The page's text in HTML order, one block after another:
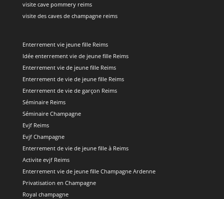
visite cave pommery reims
visite des caves de champagne reims
Enterrement vie jeune fille Reims
Idée enterrement vie de jeune fille Reims
Enterrement vie de jeune fille Reims
Enterrement de vie de jeune fille Reims
Enterrement de vie de garçon Reims
Séminaire Reims
Séminaire Champagne
Evjf Reims
Evjf Champagne
Enterrement de vie de jeune fille à Reims
Activite evjf Reims
Enterrement vie de jeune fille Champagne Ardenne
Privatisation en Champagne
Royal champagne